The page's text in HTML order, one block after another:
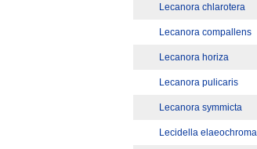
Lecanora chlarotera
Lecanora compallens
Lecanora horiza
Lecanora pulicaris
Lecanora symmicta
Lecidella elaeochroma